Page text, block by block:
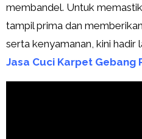
membandel. Untuk
tampil prima dan
serta kenyamanan, kini hadir
Jasa Cuci Karpet Gebang